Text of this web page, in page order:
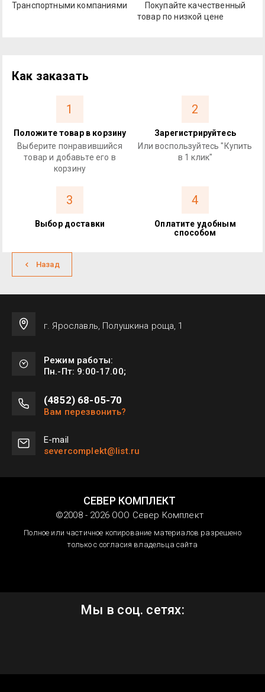
Транспортными компаниями
Покупайте качественный
товар по низкой цене
Как заказать
1
Положите товар в корзину
Выберите понравившийся
товар и добавьте его в
корзину
2
Зарегистрируйтесь
Или воспользуйтесь "Купить
в 1 клик"
3
Выбор доставки
4
Оплатите удобным
способом
Назад
г. Ярославль, Полушкина роща, 1
Режим работы:
Пн.-Пт: 9:00-17.00;
(4852) 68-05-70
Вам перезвонить?
Е-mail
severcomplekt@list.ru
СЕВЕР КОМПЛЕКТ
©2008 - 2026 ООО Север Комплект
Полное или частичное копирование материалов разрешено
только с согласия владельца сайта
Мы в соц. сетях: